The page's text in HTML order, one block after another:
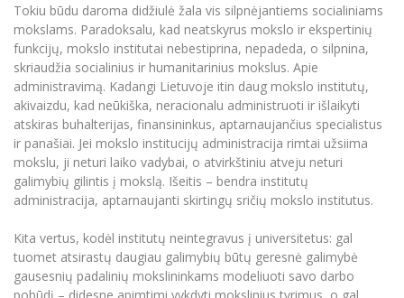
Tokiu būdu daroma didžiulė žala vis silpnėjantiems socialiniams
mokslams. Paradoksalu, kad neatskyrus mokslo ir ekspertinių
funkcijų, mokslo institutai nebestiprina, nepadeda, o silpnina,
skriaudžia socialinius ir humanitarinius mokslus. Apie
administravimą. Kadangi Lietuvoje itin daug mokslo institutų,
akivaizdu, kad neūkiška, neracionalu administruoti ir išlaikyti
atskiras buhalterijas, finansininkus, aptarnaujančius specialistus
ir panašiai. Jei mokslo institucijų administracija rimtai užsiima
mokslu, ji neturi laiko vadybai, o atvirkštiniu atveju neturi
galimybių gilintis į mokslą. Išeitis – bendra institutų
administracija, aptarnaujanti skirtingų sričių mokslo institutus.
Kita vertus, kodėl institutų neintegravus į universitetus: gal
tuomet atsirastų daugiau galimybių būtų geresnė galimybė
gausesnių padalinių mokslininkams modeliuoti savo darbo